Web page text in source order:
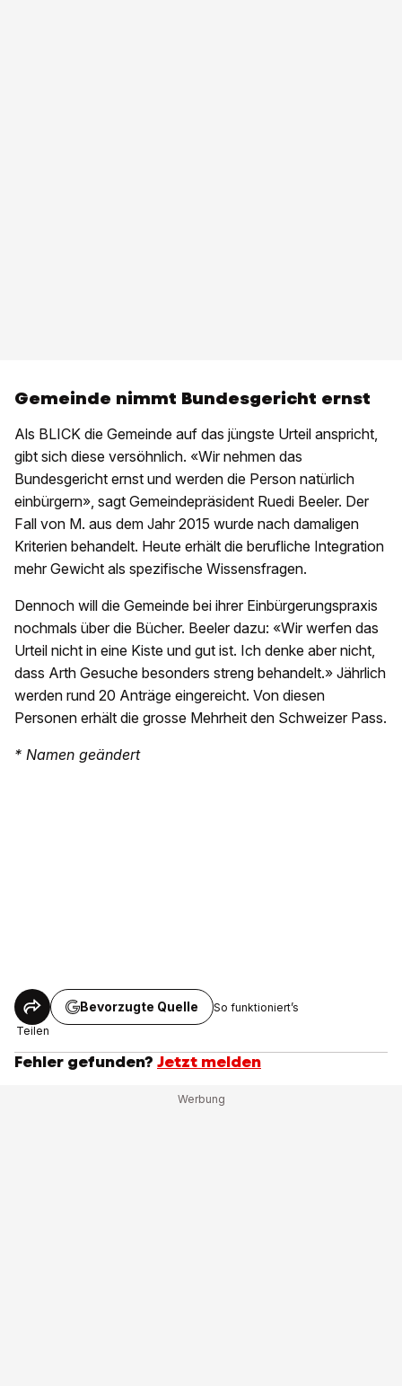
Gemeinde nimmt Bundesgericht ernst
Als BLICK die Gemeinde auf das jüngste Urteil anspricht,
gibt sich diese versöhnlich. «Wir nehmen das
Bundesgericht ernst und werden die Person natürlich
einbürgern», sagt Gemeindepräsident Ruedi Beeler. Der
Fall von M. aus dem Jahr 2015 wurde nach damaligen
Kriterien behandelt. Heute erhält die berufliche Integration
mehr Gewicht als spezifische Wissensfragen.
Dennoch will die Gemeinde bei ihrer Einbürgerungspraxis
nochmals über die Bücher. Beeler dazu: «Wir werfen das
Urteil nicht in eine Kiste und gut ist. Ich denke aber nicht,
dass Arth Gesuche besonders streng behandelt.» Jährlich
werden rund 20 Anträge eingereicht. Von diesen
Personen erhält die grosse Mehrheit den Schweizer Pass.
* Namen geändert
Teilen
Bevorzugte Quelle So funktioniert’s
Fehler gefunden? Jetzt melden